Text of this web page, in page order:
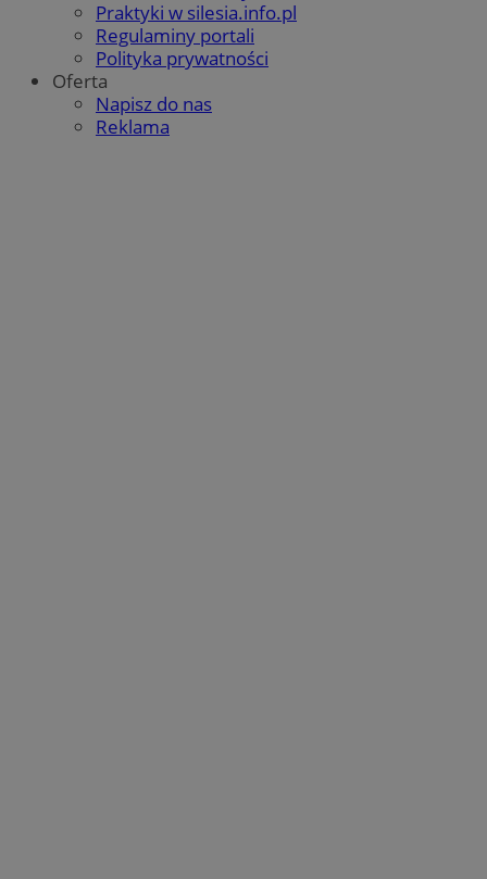
Praktyki w silesia.info.pl
Regulaminy portali
Polityka prywatności
Oferta
Napisz do nas
Reklama